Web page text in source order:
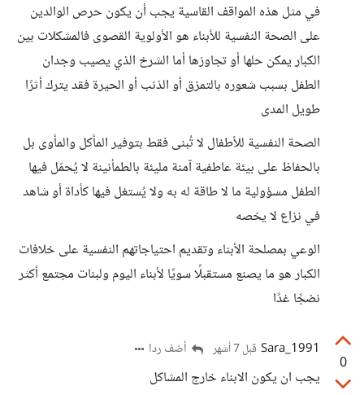
في مثل هذه المواقف القاسية يجب أن يكون حرص الوالدين
على الصحة النفسية للأبناء هو الأولوية القصوى فالمشكلات بين
الكبار يمكن حلها أو تجاوزها أما الشرخ الذي يصيب وجدان
الطفل بسبب شعوره بالتمزق أو الذنب أو الحيرة فقد يترك أثرًا
طويل المدى
الصحة النفسية للأطفال لا تُبنى فقط بتوفير المأكل والمأوى بل
بالحفاظ على بيئة عاطفية آمنة مليئة بالطمأنينة لا يُحمّل فيها
الطفل مسؤولية ما لا طاقة له به ولا يُستغل فيها كأداة أو شاهد
في نزاع لا يخصه
الوعي بمصلحة الأبناء وتقديم احتياجاتهم النفسية على خلافات
الكبار هو ما يصنع مستقبلًا سويًا لأبناء اليوم ولبنات مجتمع أكثر
نضجًا غدًا
0
Sara_1991 قبل 7 أشهر أضف ردا
يجب ان يكون الابناء خارج المشاكل